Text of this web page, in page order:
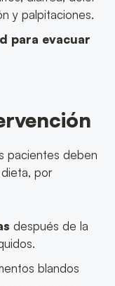
y palpitaciones.
para evacuar
pacientes deben
por
después de la
blandos